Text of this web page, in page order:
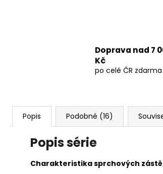
Doprava nad 7
Kč
po celé ČR zdarma
Popis Podobné (16)
Popis série
Charakteristika sprchových